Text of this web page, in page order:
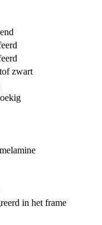
zwart
in het frame